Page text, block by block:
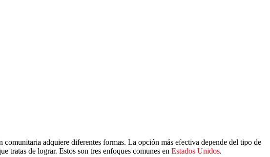
comunitaria adquiere diferentes formas. La opción más efectiva depende del tipo de
tratas de lograr. Estos son tres enfoques comunes en Estados Unidos.